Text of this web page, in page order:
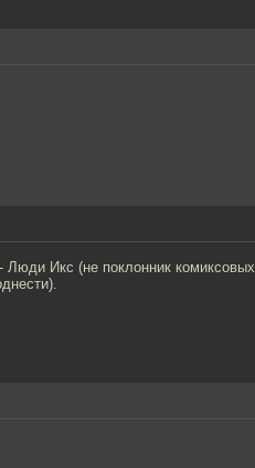
Люди Икс (не поклонник комиксовых